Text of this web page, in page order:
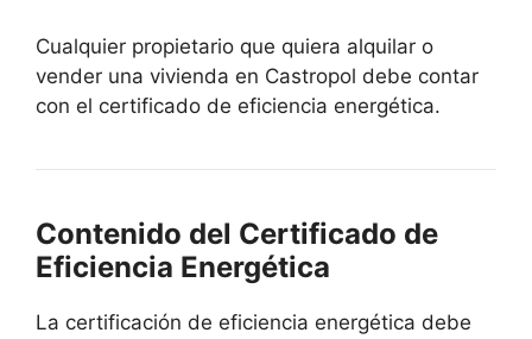
Cualquier propietario que quiera alquilar o
vender una vivienda en Castropol debe contar
con el certificado de eficiencia energética.
Contenido del Certificado de
Eficiencia Energética
La certificación de eficiencia energética debe